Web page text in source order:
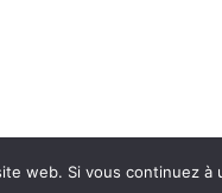
web. Si vous continuez